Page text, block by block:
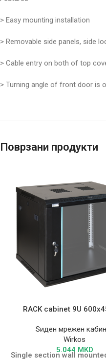
> Easy mounting installation
> Removable side panels, side
> Cable entry on both of top
> Turning angle of front door is
Поврзани продукти
RACK cabinet 9U
Ѕиден мрежен
Wirkos
5.044 MKD
Single section wall